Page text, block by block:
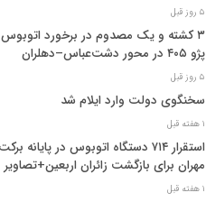
۵ روز قبل
۳ کشته و یک مصدوم در برخورد اتوبوس
پژو ۴۰۵ در محور دشت‌عباس–دهلران
۵ روز قبل
سخنگوی دولت وارد ایلام شد
۱ هفته قبل
استقرار ۷۱۴ دستگاه اتوبوس در پایانه برکت
مهران برای بازگشت زائران اربعین+تصاویر
۱ هفته قبل